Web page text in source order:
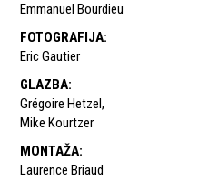
Emmanuel Bourdieu
FOTOGRAFIJA:
Eric Gautier
GLAZBA:
Grégoire Hetzel,
Mike Kourtzer
MONTAŽA:
Laurence Briaud